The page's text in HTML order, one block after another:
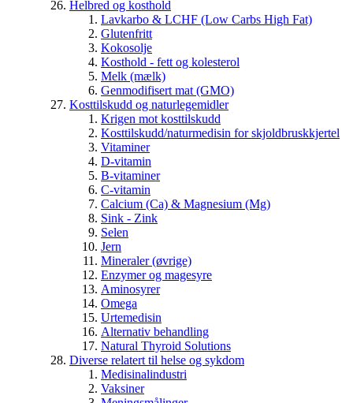
Helbred og kosthold
Lavkarbo & LCHF (Low Carbs High Fat)
Glutenfritt
Kokosolje
Kosthold - fett og kolesterol
Melk (mælk)
Genmodifisert mat (GMO)
Kosttilskudd og naturlegemidler
Krigen mot kosttilskudd
Kosttilskudd/naturmedisin for skjoldbruskkjertel
Vitaminer
D-vitamin
B-vitaminer
C-vitamin
Calcium (Ca) & Magnesium (Mg)
Sink - Zink
Selen
Jern
Mineraler (øvrige)
Enzymer og magesyre
Aminosyrer
Omega
Urtemedisin
Alternativ behandling
Natural Thyroid Solutions
Diverse relatert til helse og sykdom
Medisinalindustri
Vaksiner